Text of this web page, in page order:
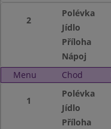
2
Polévka
Jídlo
Příloha
Nápoj
Menu
Chod
1
Polévka
Jídlo
Příloha